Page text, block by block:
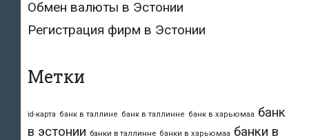
Обмен валюты в Эстонии
Регистрация фирм в Эстонии
Метки
id-карта банк в таллине банк в таллинне банк в харьюмаа банк
в эстонии банки в таллинне банки в харьюмаа банки в